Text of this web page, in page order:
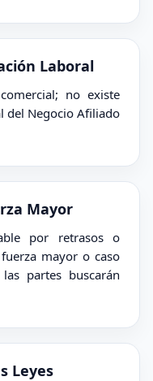
Laboral
no existe
del Negocio Afiliado
Mayor
por retrasos o
mayor o caso
partes buscarán
Leyes